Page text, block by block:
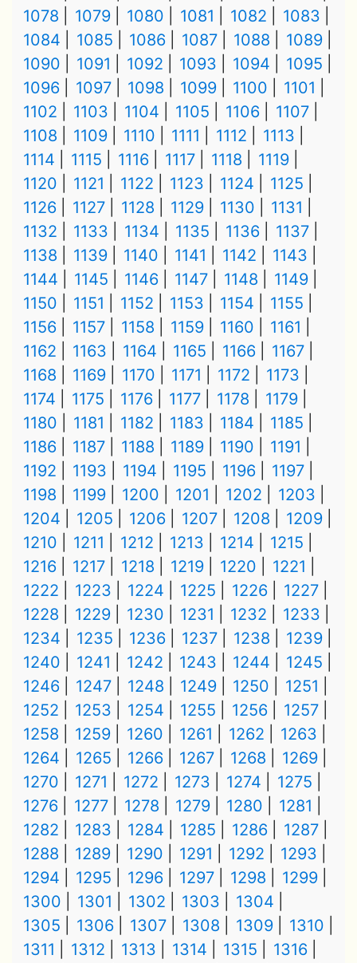
1078
1079 1080 1081 1082
1083
1084
1085 1086 1087 1088
1089
1090
1091 1092 1093 1094
1095
1096
1097 1098 1099 1100
1101
1102
1103 1104 1105 1106
1107
1108
1109 1110 1111 1112
1113
1114
1115 1116 1117 1118
1119
1120
1121 1122 1123 1124
1125
1126
1127 1128 1129 1130
1131
1132
1133 1134 1135 1136
1137
1138
1139 1140 1141 1142
1143
1144
1145 1146 1147 1148
1149
1150
1151 1152 1153 1154
1155
1156
1157 1158 1159 1160
1161
1162
1163 1164 1165 1166
1167
1168
1169 1170 1171 1172
1173
1174
1175 1176 1177 1178
1179
1180
1181 1182 1183 1184
1185
1186
1187 1188 1189 1190
1191
1192
1193 1194 1195 1196
1197
1198
1199 1200 1201 1202
1203
1204
1205 1206 1207 1208
1209
1210
1211 1212 1213 1214
1215
1216
1217 1218 1219 1220
1221
1222
1223 1224 1225 1226
1227
1228
1229 1230 1231 1232
1233
1234
1235 1236 1237 1238
1239
1240
1241 1242 1243 1244
1245
1246
1247 1248 1249 1250
1251
1252
1253 1254 1255 1256
1257
1258
1259 1260 1261 1262
1263
1264
1265 1266 1267 1268
1269
1270
1271 1272 1273 1274
1275
1276
1277 1278 1279 1280
1281
1282
1283 1284 1285 1286
1287
1288
1289 1290 1291 1292
1293
1294
1295 1296 1297 1298
1299
1300
1301 1302 1303
1304
1305
1306 1307 1308 1309
1310
1311
1312 1313 1314 1315
1316